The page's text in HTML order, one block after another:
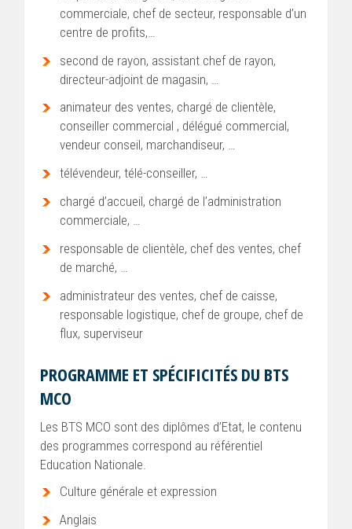
commerciale, chef de secteur, responsable d’un
centre de profits,…
second de rayon, assistant chef de rayon,
directeur-adjoint de magasin, …
animateur des ventes, chargé de clientèle,
conseiller commercial , délégué commercial,
vendeur conseil, marchandiseur, …
télévendeur, télé-conseiller, …
chargé d’accueil, chargé de l’administration
commerciale, …
responsable de clientèle, chef des ventes, chef
de marché, …
administrateur des ventes, chef de caisse,
responsable logistique, chef de groupe, chef de
flux, superviseur
PROGRAMME ET SPÉCIFICITÉS DU BTS
MCO
Les BTS MCO sont des diplômes d’Etat, le contenu
des programmes correspond au référentiel
Education Nationale.
Culture générale et expression
Anglais